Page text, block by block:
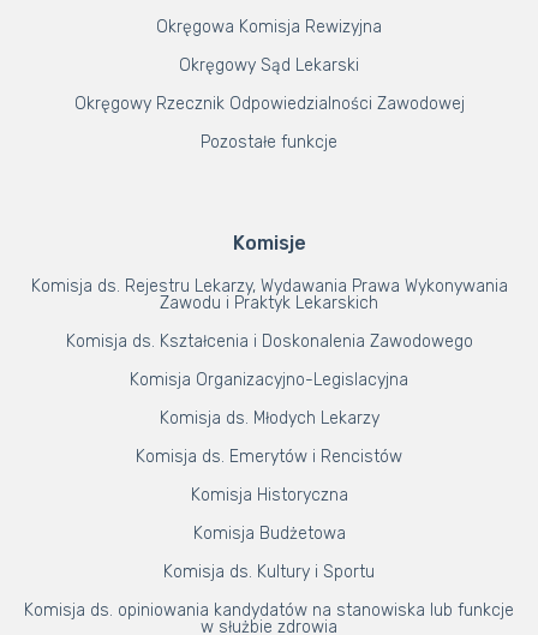
Okręgowa Komisja Rewizyjna
Okręgowy Sąd Lekarski
Okręgowy Rzecznik Odpowiedzialności Zawodowej
Pozostałe funkcje
Komisje
Komisja ds. Rejestru Lekarzy, Wydawania Prawa Wykonywania
Zawodu i Praktyk Lekarskich
Komisja ds. Kształcenia i Doskonalenia Zawodowego
Komisja Organizacyjno-Legislacyjna
Komisja ds. Młodych Lekarzy
Komisja ds. Emerytów i Rencistów
Komisja Historyczna
Komisja Budżetowa
Komisja ds. Kultury i Sportu
Komisja ds. opiniowania kandydatów na stanowiska lub funkcje
w służbie zdrowia